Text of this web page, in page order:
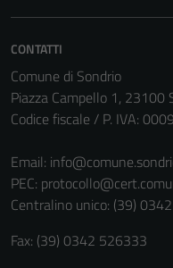
CONTATTI
Comune di Sondrio
Piazza Campello 1, 23100
Codice fiscale / P. IVA:
Email:
PEC:
Centralino unico: (39)
Fax: (39) 0342 526333